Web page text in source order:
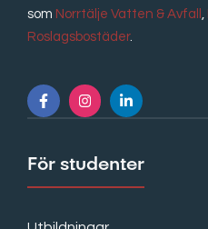
som Norrtälje Vatten & Avfall ,
Roslagsbostäder.
För studenter